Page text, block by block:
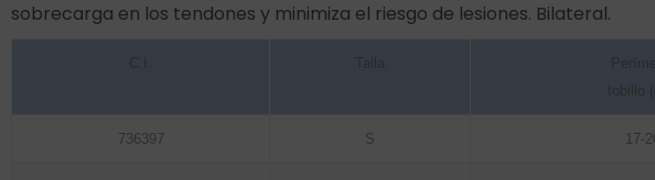
sobrecarga en los tendones y minimiza el riesgo de lesiones. Bilateral.
C.I. Talla
tobillo
736397 S 17-